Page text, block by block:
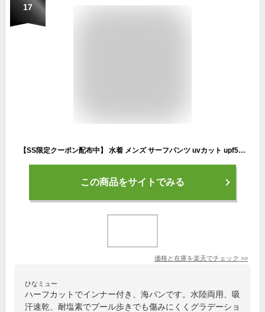
17
【SS限定クーポン配布中】 水着 メンズ サーフパンツ uvカット upf50+ uv 海パン サーフショーツ ボードショーツ ハーフパンツ インナー インナー付 ラッシュガード 大きいサイズ ミドル ロング 膝丈 ひざ丈 プール 海 海水浴 ジム サーフィン サウナ おしゃれ
この商品をサイトでみる
価格と在庫を楽天でチェック >>
ひなミュー
ハーフカットでインナー付き、海パンです。水陸両用、吸
汗速乾、耐塩素でプール歩きでも傷みにくくグラデーショ